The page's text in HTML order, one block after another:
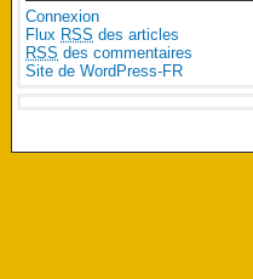
Connexion
Flux RSS des articles
RSS des commentaires
Site de WordPress-FR